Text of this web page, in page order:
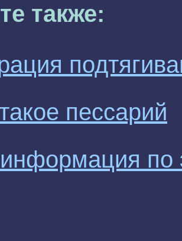
также:
пессарий
по